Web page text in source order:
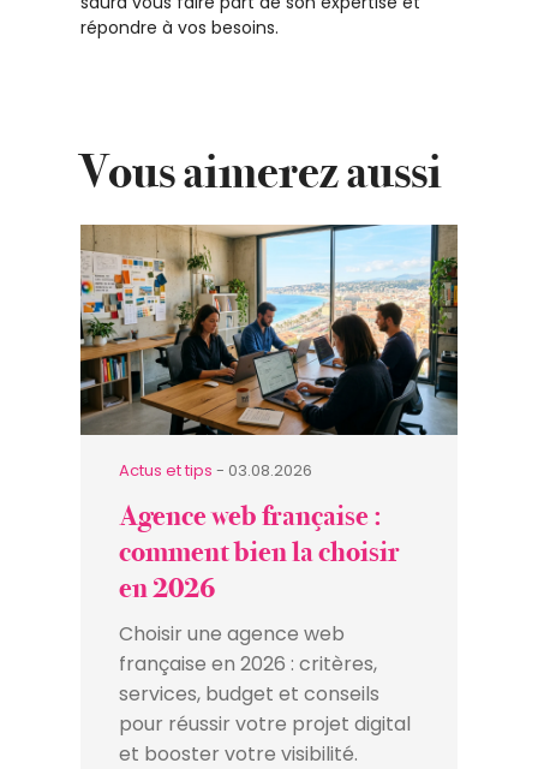
répondre à vos besoins.
Vous aimerez aussi
Actus et tips - 03.08.2026
Agence web française :
comment bien la choisir
en 2026
Choisir une agence web
française en 2026 : critères,
services, budget et conseils
pour réussir votre projet digital
et booster votre visibilité.